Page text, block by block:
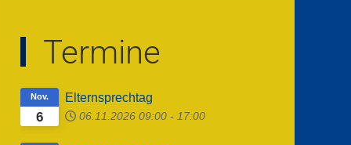
Termine
6
Nov. Elternsprechtag
06.11.2026 09:00 - 17:00